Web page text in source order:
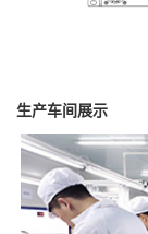
生产车间展示